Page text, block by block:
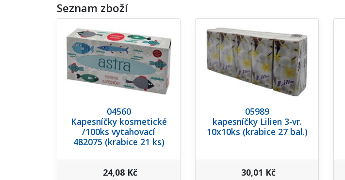
Seznam zboží
04560
Kapesníčky kosmetické
/100ks vytahovací
482075 (krabice 21 ks)
24,08 Kč
05989
kapesníčky Lilien 3-vr.
10x10ks (krabice 27 bal.)
30,01 Kč